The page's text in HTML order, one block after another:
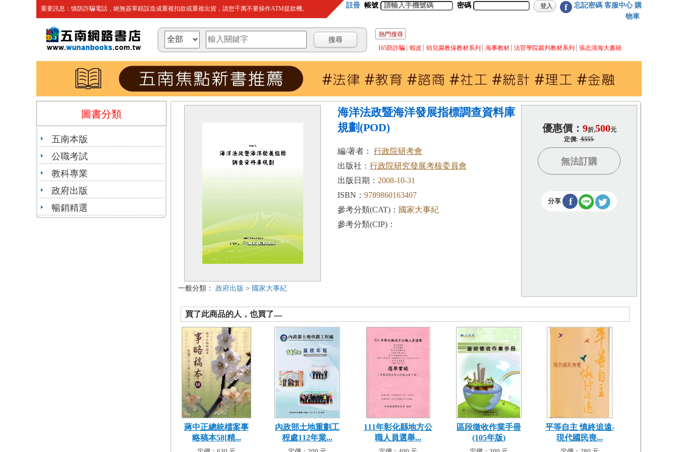
重要訊息：慎防詐騙電話，絕無簽單錯誤造成重複扣款或重複出貨，請您千萬不要操作ATM提款機。 註冊 帳號 密碼 f 忘記密碼 客服中心 購
物車
熱門搜尋
165防詐騙
蝦皮 幼兒園教保教材系列 海事教材 法官學院裁判教材系列 張志清海大書籍
圖書分類
五南本版
公職考試
教科專業
政府出版
暢銷精選
一般分類： 政府出版 > 國家大事紀
海洋法政暨海洋發展指標調查資料庫
規劃(POD)
編/著者： 行政院研考會
出版社： 行政院研究發展考核委員會
出版日期： 2008-10-31
ISBN： 9789860163407
參考分類(CAT)： 國家大事紀
參考分類(CIP)：
優惠價： 9折,500元
定價:$555
無法訂購
分享 f
買了此商品的人，也買了....
蔣中正總統檔案事
略稿本58[精...
內政部土地重劃工
程處112年業...
111年彰化縣地方公
職人員選舉...
區段徵收作業手冊
(105年版)
平等自主 慎終追遠-
現代國民喪...